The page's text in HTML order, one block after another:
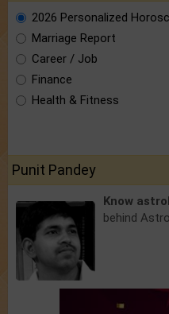
2026 Personalized
Marriage Report
Career / Job
Finance
Health & Fitness
Punit Pandey
Know
behind